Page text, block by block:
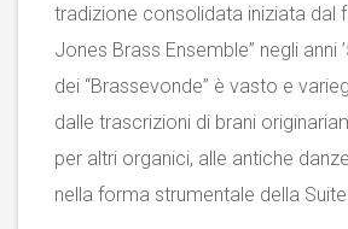
tradizione consolidata iniziata dal
Jones Brass Ensemble” negli anni
dei “Brassevonde” è vasto e
dalle trascrizioni di brani
per altri organici, alle antiche
nella forma strumentale della Suite.